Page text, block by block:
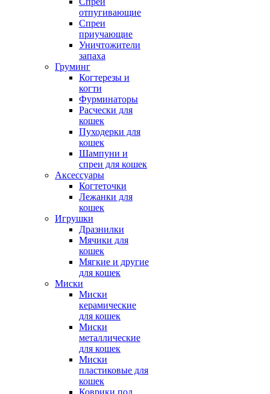
отпугивающие
Спреи
приучающие
Уничтожители
запаха
Груминг
Когтерезы и
когти
Фурминаторы
Расчески для
кошек
Пуходерки для
кошек
Шампуни и
спреи для кошек
Аксессуары
Когтеточки
Лежанки для
кошек
Игрушки
Дразнилки
Мячики для
кошек
Мягкие и другие
для кошек
Миски
Миски
керамические
для кошек
Миски
металлические
для кошек
Миски
пластиковые для
кошек
Коврики под